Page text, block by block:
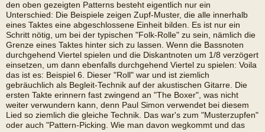
den oben gezeigten Patterns besteht eigentlich nur ein
Unterschied: Die Beispiele zeigen Zupf-Muster, die alle innerhalb
eines Taktes eine abgeschlossene Einheit bilden. Es ist nur ein
Schritt nötig, um bei der typischen "Folk-Rolle" zu sein, nämlich die
Grenze eines Taktes hinter sich zu lassen. Wenn die Bassnoten
durchgehend Viertel spielen und die Diskantnoten um 1/8 verzögert
einsetzen, um dann ebenfalls durchgehend Viertel zu spielen: Voila
das ist es: Beispiel 6. Dieser "Roll" war und ist ziemlich
gebräuchlich als Begleit-Technik auf der akustischen Gitarre. Die
ersten Takte erinnern fast zwingend an "The Boxer", was nicht
weiter verwundern kann, denn Paul Simon verwendet bei diesem
Lied so ziemlich die gleiche Technik. Das war's zum "Musterzupfen"
oder auch "Pattern-Picking. Wie man davon wegkommt und das